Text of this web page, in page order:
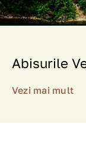
Abisurile
Vezi mai mult